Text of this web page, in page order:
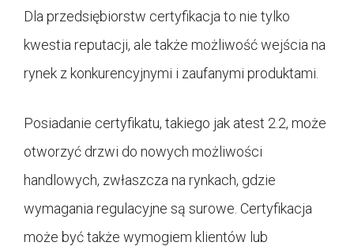
Dla przedsiębiorstw certyfikacja to nie tylko
kwestia reputacji, ale także możliwość wejścia na
rynek z konkurencyjnymi i zaufanymi produktami.
Posiadanie certyfikatu, takiego jak atest 2.2, może
otworzyć drzwi do nowych możliwości
handlowych, zwłaszcza na rynkach, gdzie
wymagania regulacyjne są surowe. Certyfikacja
może być także wymogiem klientów lub